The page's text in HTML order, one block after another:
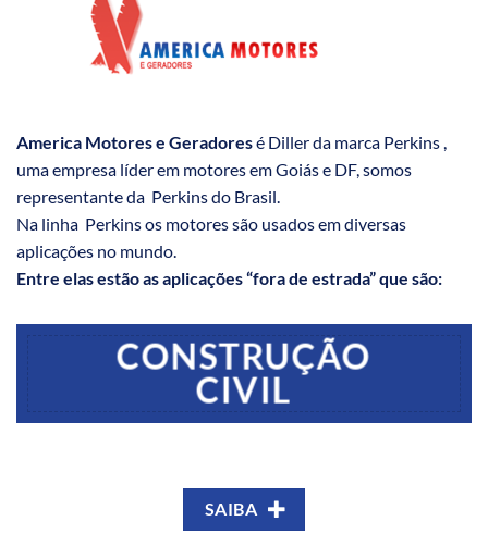
America Motores e Geradoresé Diller da marca Perkins ,
uma empresa líder em motores em Goiás e DF, somos
representante da Perkins do Brasil.
Na linha Perkins os motores são usados em diversas
aplicações no mundo.
Entre elas estão as aplicações “fora de estrada” que são:
CONSTRUÇÃO
CIVIL
SAIBA